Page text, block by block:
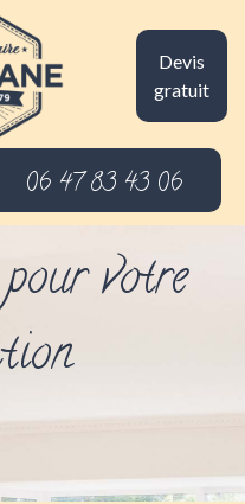
Devis
gratuit
06 47 83 43 06
votre